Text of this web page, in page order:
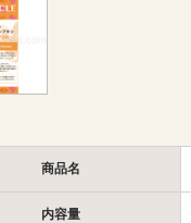
商品名
内容量